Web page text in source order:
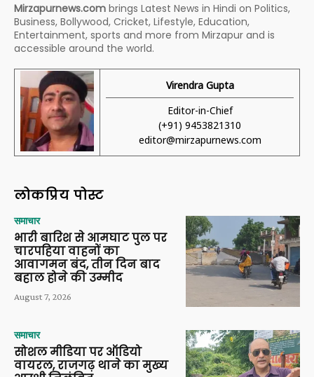
Mirzapurnews.com brings Latest News in Hindi on Politics,
Business, Bollywood, Cricket, Lifestyle, Education,
Entertainment, sports and more from Mirzapur and is
accessible around the world.
Virendra Gupta
Editor-in-Chief
(+91) 9453821310
editor@mirzapurnews.com
लोकप्रिय पोस्ट
समाचार
भारी बारिश से आमघाट पुल पर
चारपहिया वाहनों का
आवागमन बंद, तीन दिन बाद
बहाल होने की उम्मीद
August 7, 2026
समाचार
सोशल मीडिया पर ऑडियो
वायरल, राजगढ़ थाने का मुख्य